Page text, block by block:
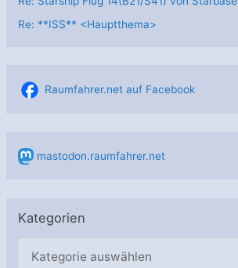
Re: **ISS** <Hauptthema>
Raumfahrer.net auf Facebook
mastodon.raumfahrer.net
Kategorien